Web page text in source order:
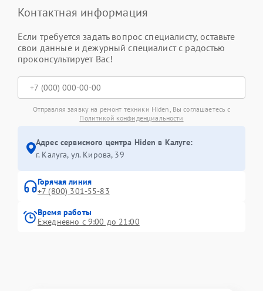
Контактная информация
Если требуется задать вопрос специалисту, оставьте
свои данные и дежурный специалист с радостью
проконсультирует Вас!
Отправляя заявку на ремонт техники Hiden, Вы соглашаетесь с
Политикой конфиденциальности
Адрес сервисного центра Hiden в Калуге:
г. Калуга, ул. Кирова, 39
Горячая линия
+7 (800) 301-55-83
Время работы
Ежедневно с 9:00 до 21:00